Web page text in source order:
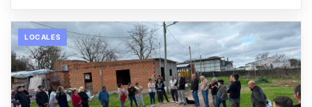
LOCALES